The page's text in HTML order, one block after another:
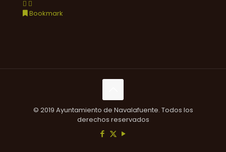
Bookmark
© 2019 Ayuntamiento de Navalafuente. Todos los
derechos reservados